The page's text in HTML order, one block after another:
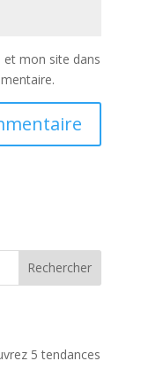
mon site dans
Rechercher
5 tendances